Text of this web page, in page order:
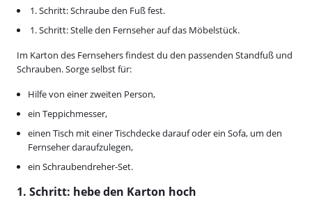
Schritt: Schraube den Fuß fest.
Schritt: Stelle den Fernseher auf das Möbelstück.
Im Karton des Fernsehers findest du den passenden Standfuß und
Schrauben. Sorge selbst für:
Hilfe von einer zweiten Person,
ein Teppichmesser,
einen Tisch mit einer Tischdecke darauf oder ein Sofa, um den
Fernseher daraufzulegen,
ein Schraubendreher-Set.
1. Schritt: hebe den Karton hoch